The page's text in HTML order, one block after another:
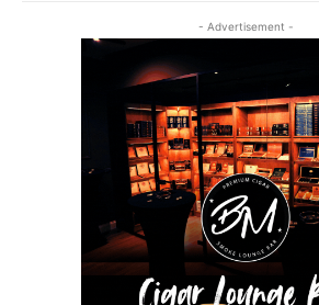
- Advertisement -